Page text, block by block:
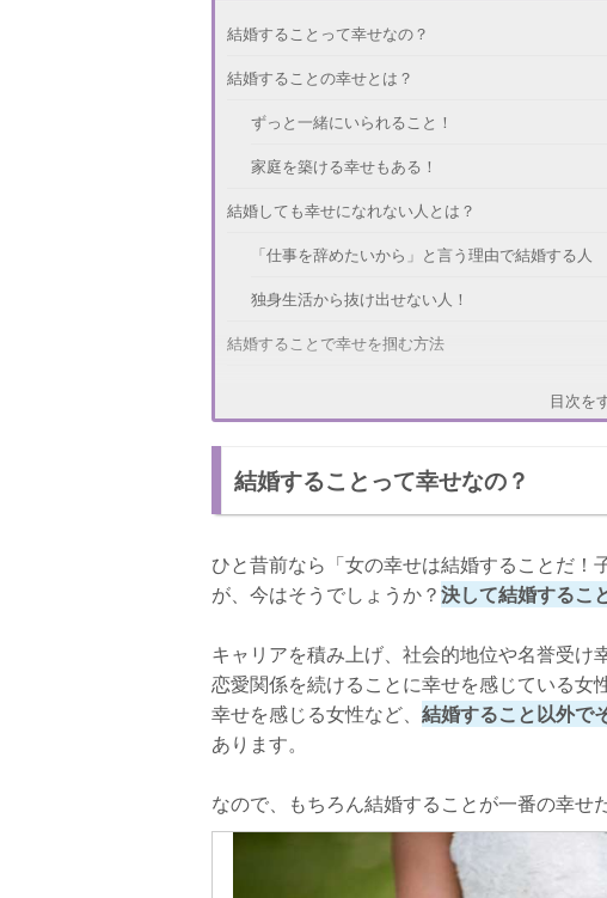
結婚することって幸せなの？
結婚することの幸せとは？
ずっと一緒にいられること！
家庭を築ける幸せもある！
結婚しても幸せになれない人とは？
「仕事を辞めたいから」と言う理由で結婚する人
独身生活から抜け出せない人！
結婚することで幸せを掴む方法
2人の時間を大切にすること！
結婚＝幸せとは限らない！
目次を
結婚することって幸せなの？
ひと昔前なら「女の幸せは結婚することだ！
が、今はそうでしょうか？決して結婚するこ
キャリアを積み上げ、社会的地位や名誉受
恋愛関係を続けることに幸せを感じている女
幸せを感じる女性など、 結婚すること以外で
あります。
なので、もちろん結婚することが一番の幸せ